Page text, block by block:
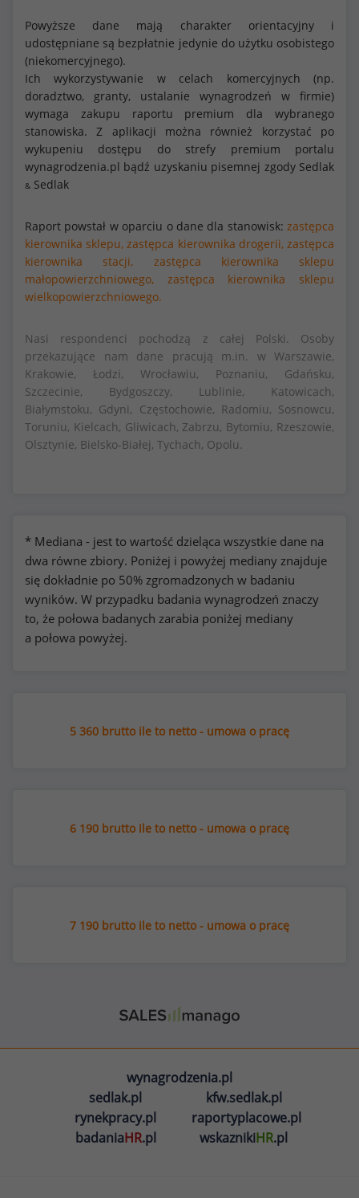
Powyższe dane mają charakter orientacyjny i
udostępniane są bezpłatnie jedynie do użytku osobistego
(niekomercyjnego).
Ich wykorzystywanie w celach komercyjnych (np.
doradztwo, granty, ustalanie wynagrodzeń w firmie)
wymaga zakupu raportu premium dla wybranego
stanowiska. Z aplikacji można również korzystać po
wykupeniu dostępu do strefy premium portalu
wynagrodzenia.pl bądź uzyskaniu pisemnej zgody Sedlak
& Sedlak
Raport powstał w oparciu o dane dla stanowisk: zastępca
kierownika sklepu, zastępca kierownika drogerii, zastępca
kierownika stacji,
zastępca kierownika sklepu
małopowierzchniowego,
zastępca kierownika sklepu
wielkopowierzchniowego.
Nasi respondenci pochodzą z całej Polski. Osoby
przekazujące nam dane pracują m.in. w Warszawie,
Krakowie, Łodzi, Wrocławiu, Poznaniu, Gdańsku,
Szczecinie, Bydgoszczy, Lublinie, Katowicach,
Białymstoku, Gdyni, Częstochowie, Radomiu, Sosnowcu,
Toruniu, Kielcach, Gliwicach, Zabrzu, Bytomiu, Rzeszowie,
Olsztynie, Bielsko-Białej, Tychach, Opolu.
* Mediana - jest to wartość dzieląca wszystkie dane na
dwa równe zbiory. Poniżej i powyżej mediany znajduje
się dokładnie po 50% zgromadzonych w badaniu
wyników. W przypadku badania wynagrodzeń znaczy
to, że połowa badanych zarabia poniżej mediany
a połowa powyżej.
5 360 brutto ile to netto - umowa o pracę
6 190 brutto ile to netto - umowa o pracę
7 190 brutto ile to netto - umowa o pracę
wynagrodzenia.pl
sedlak.pl
kfw.sedlak.pl
rynekpracy.pl
raportyplacowe.pl
badaniaHR.pl wskaznikiHR.pl